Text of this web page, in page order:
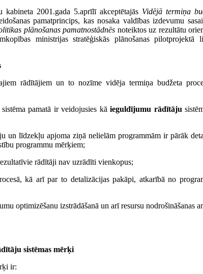
2001.gada 5.aprīlī akceptētajās Vidējā termiņa
pamatprincips, kas nosaka valdības izdevumu
plānošanas pamatnostādnēs noteiktos uz rezultātu
ministrijas stratēģiskās plānošanas pilotprojektā
rādītājiem un to nozīme vidēja termiņa budžeta
pamatā ir veidojusies kāieguldījumu rādītāju
un līdzekļu apjoma ziņā nelielām programmām ir pārāk
programmu mērķiem;
rādītāji nav uzrādīti vienkopus;
kā arī par to detalizācijas pakāpi, atkarībā no
optimizēšanu izstrādāšanā un arī resursu nodrošināšanas
sistēmas mērķi
ir: